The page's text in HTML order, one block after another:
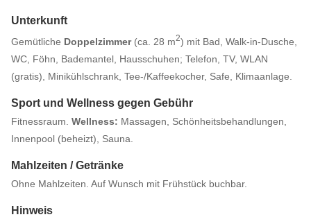
Unterkunft
Gemütliche Doppelzimmer(ca. 28 m2) mit Bad, Walk-in-Dusche,
WC, Föhn, Bademantel, Hausschuhen; Telefon, TV, WLAN
(gratis), Minikühlschrank, Tee-/Kaffeekocher, Safe, Klimaanlage.
Sport und Wellness gegen Gebühr
Fitnessraum. Wellness: Massagen, Schönheitsbehandlungen,
Innenpool (beheizt), Sauna.
Mahlzeiten / Getränke
Ohne Mahlzeiten. Auf Wunsch mit Frühstück buchbar.
Hinweis